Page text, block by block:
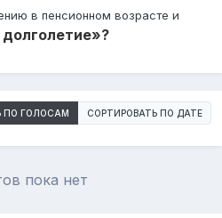
в пенсионном возрасте и
ПО ГОЛОСАМ СОРТИРОВАТЬ ПО ДАТЕ
пока нет